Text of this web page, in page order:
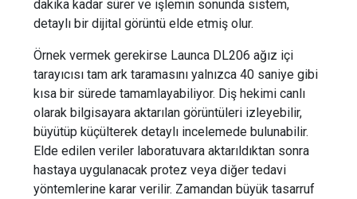
dakika kadar sürer ve işlemin sonunda sistem,
detaylı bir dijital görüntü elde etmiş olur.
Örnek vermek gerekirse Launca DL206 ağız içi
tarayıcısı tam ark taramasını yalnızca 40 saniye gibi
kısa bir sürede tamamlayabiliyor. Diş hekimi canlı
olarak bilgisayara aktarılan görüntüleri izleyebilir,
büyütüp küçülterek detaylı incelemede bulunabilir.
Elde edilen veriler laboratuvara aktarıldıktan sonra
hastaya uygulanacak protez veya diğer tedavi
yöntemlerine karar verilir. Zamandan büyük tasarruf